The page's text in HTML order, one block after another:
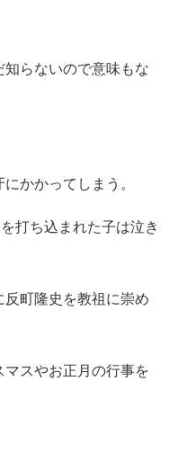
らないので意味もな
かかってしまう。
打ち込まれた子は泣き
町隆史を教祖に崇め
スやお正月の行事を